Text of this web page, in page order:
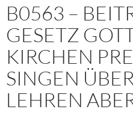
B0563 –
GESETZ
KIRCHEN
SINGEN
LEHREN